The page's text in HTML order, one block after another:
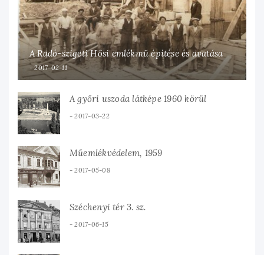
A Radó-szigeti Hősi emlékmű építése és avatása
2017-02-11
A győri uszoda látképe 1960 körül
2017-03-22
Műemlékvédelem, 1959
2017-05-08
Széchenyi tér 3. sz.
2017-06-15